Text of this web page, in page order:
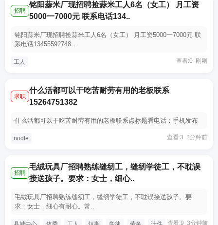
招聘
铭阳蒜米厂现招聘捡蒜米工人6名（女工） 月工资
5000一7000元 联系电话134..
铭阳蒜米厂现招聘捡蒜米工人6名（女工） 月工资5000一7000元 联
系电话13455592748 ..
工人 查看:0 刚刚
求职
什么活都可以干吃苦耐劳有用的老板联系
15264751382
什么活都可以干吃苦耐劳有用的老板联系点标题看电话：手机发布
nodte 查看:3 2分钟前
招聘
毛绒玩具厂招聘熟练缝纫工，缝纫学徒工，不耽误
接送孩子。要求：女士，细心..
毛绒玩具厂招聘熟练缝纫工，缝纫学徒工，不耽误接送孩子。要
求：女士，细心有耐心。常..
查看:9 3分钟前